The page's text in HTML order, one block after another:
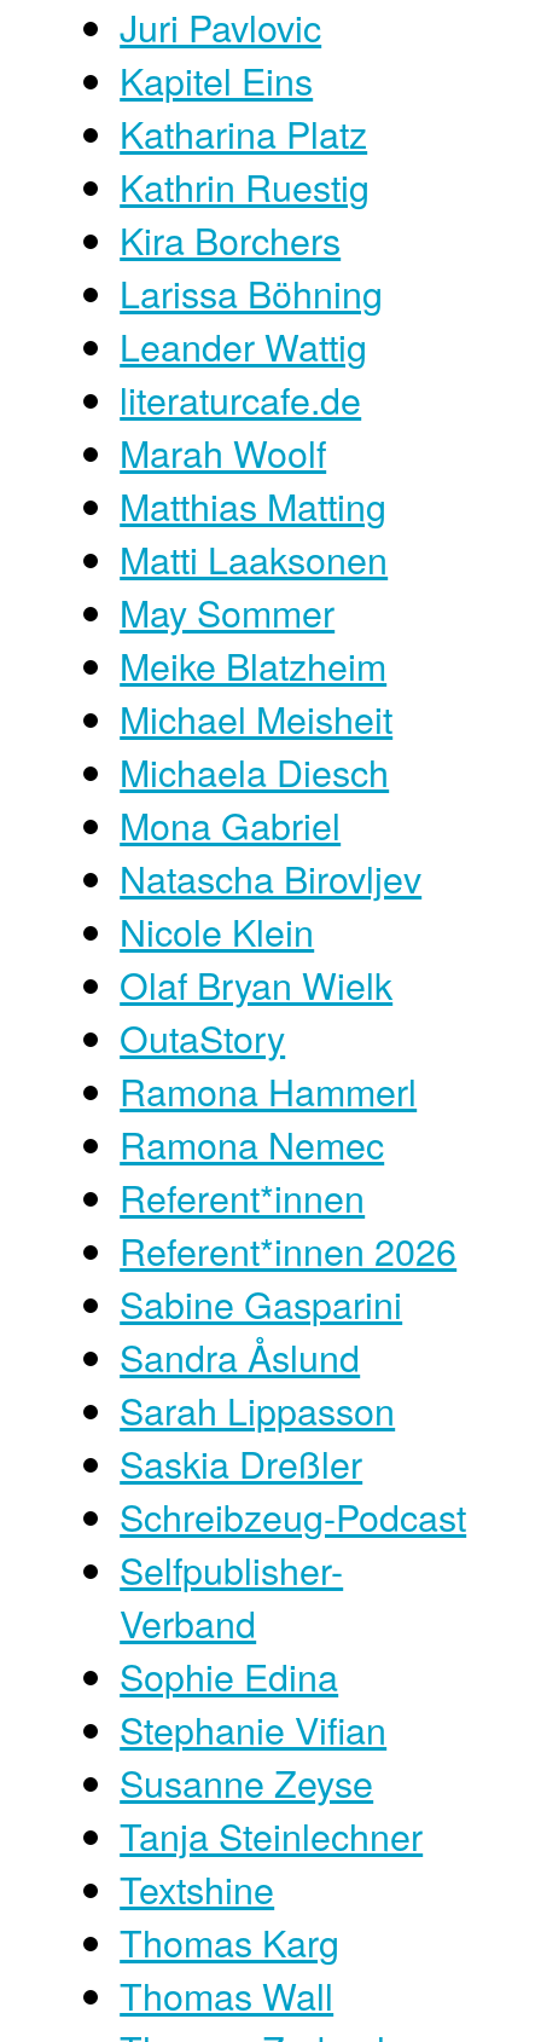
Juri Pavlovic
Kapitel Eins
Katharina Platz
Kathrin Ruestig
Kira Borchers
Larissa Böhning
Leander Wattig
literaturcafe.de
Marah Woolf
Matthias Matting
Matti Laaksonen
May Sommer
Meike Blatzheim
Michael Meisheit
Michaela Diesch
Mona Gabriel
Natascha Birovljev
Nicole Klein
Olaf Bryan Wielk
OutaStory
Ramona Hammerl
Ramona Nemec
Referent*innen
Referent*innen 2026
Sabine Gasparini
Sandra Åslund
Sarah Lippasson
Saskia Dreßler
Schreibzeug-Podcast
Selfpublisher-
Verband
Sophie Edina
Stephanie Vifian
Susanne Zeyse
Tanja Steinlechner
Textshine
Thomas Karg
Thomas Wall